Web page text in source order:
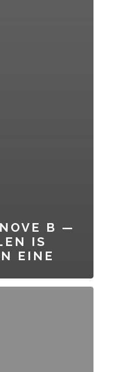
B —
IS
EINE